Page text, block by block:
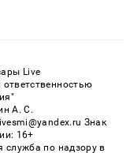
Live
А. С.
Знак
16+
служба по надзору в